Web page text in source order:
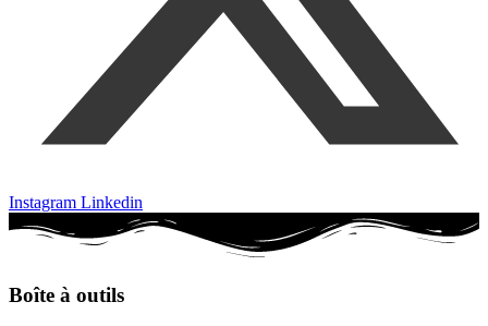
Instagram Linkedin
Boîte à outils